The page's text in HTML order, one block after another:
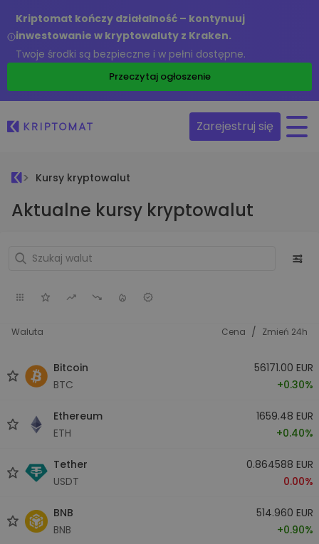
Kriptomat kończy działalność – kontynuuj
inwestowanie w kryptowaluty z Kraken.
Twoje środki są bezpieczne i w pełni dostępne.
Przeczytaj ogłoszenie
Zarejestruj się
Kursy kryptowalut
Aktualne kursy kryptowalut
Waluta Cena / Zmień 24h
Bitcoin
BTC
56171.00 EUR
+0.30%
Ethereum
ETH
1659.48 EUR
+0.40%
Tether
USDT
0.864588 EUR
0.00%
BNB
BNB
514.960 EUR
+0.90%